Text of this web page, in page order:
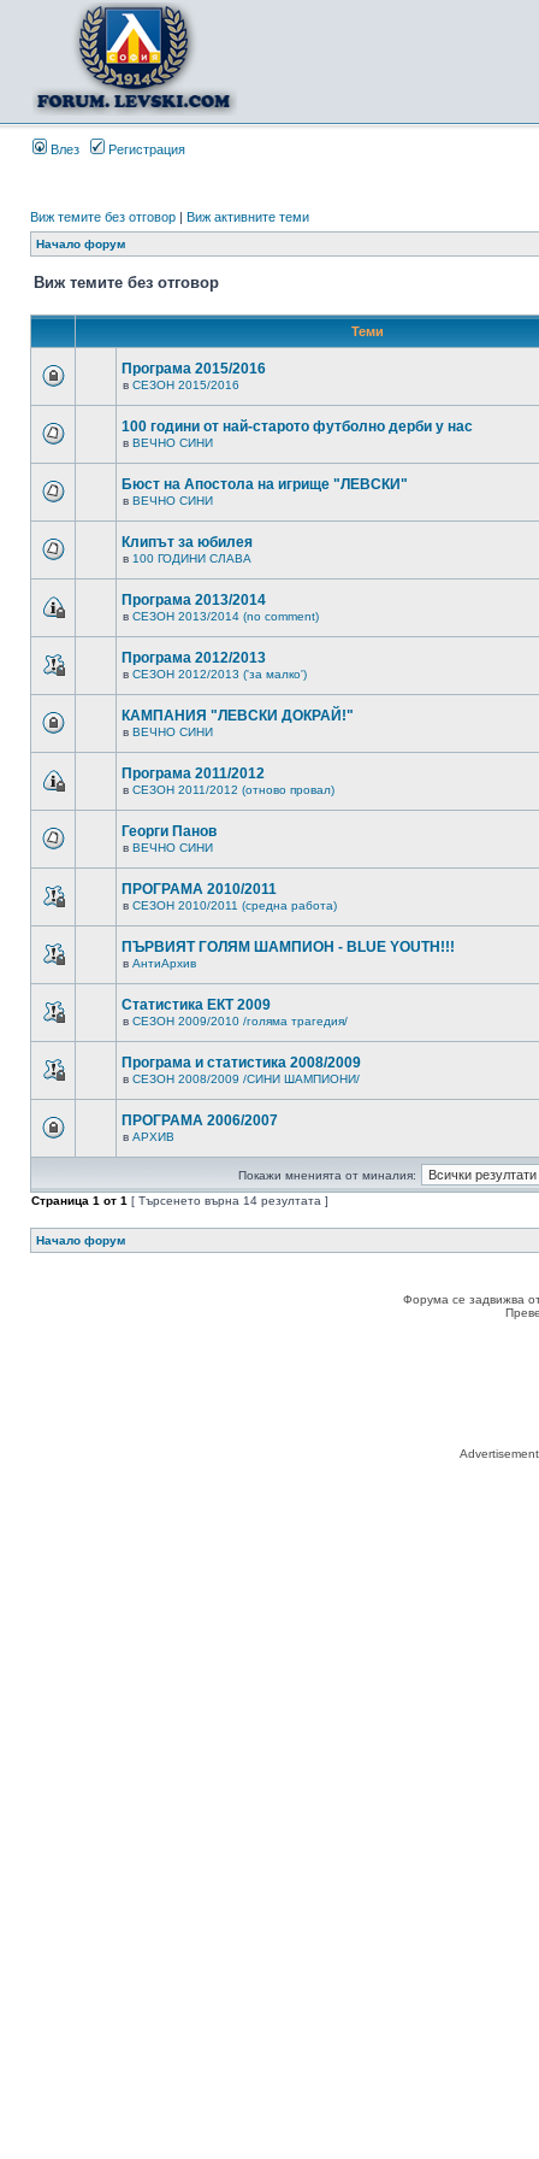
Влез Регистрация
Виж темите без отговор | Виж активните теми
Начало форум
Виж темите без отговор
Теми
Програма 2015/2016
в СЕЗОН 2015/2016
100 години от най-старото футболно дерби у нас
в ВЕЧНО СИНИ
Бюст на Апостола на игрище "ЛЕВСКИ"
в ВЕЧНО СИНИ
Клипът за юбилея
в 100 ГОДИНИ СЛАВА
Програма 2013/2014
в СЕЗОН 2013/2014 (no comment)
Програма 2012/2013
в СЕЗОН 2012/2013 ('за малко')
КАМПАНИЯ "ЛЕВСКИ ДОКРАЙ!"
в ВЕЧНО СИНИ
Програма 2011/2012
в СЕЗОН 2011/2012 (отново провал)
Георги Панов
в ВЕЧНО СИНИ
ПРОГРАМА 2010/2011
в СЕЗОН 2010/2011 (средна работа)
ПЪРВИЯТ ГОЛЯМ ШАМПИОН - BLUE YOUTH!!!
в АнтиАрхив
Статистика ЕКТ 2009
в СЕЗОН 2009/2010 /голяма трагедия/
Програма и статистика 2008/2009
в СЕЗОН 2008/2009 /СИНИ ШАМПИОНИ/
ПРОГРАМА 2006/2007
в АРХИВ
Покажи мненията от миналия:
Страница 1 от 1 [ Търсенето върна 14 резултата ]
Начало форум
Форума се задвижва